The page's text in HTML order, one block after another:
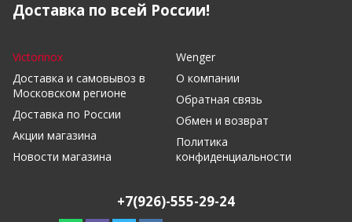
Доставка по всей России!
Victorinox
Доставка и самовывоз в
Московском регионе
Доставка по России
Акции магазина
Новости магазина
Wenger
О компании
Обратная связь
Обмен и возврат
Политика
конфиденциальности
+7(926)-555-29-24